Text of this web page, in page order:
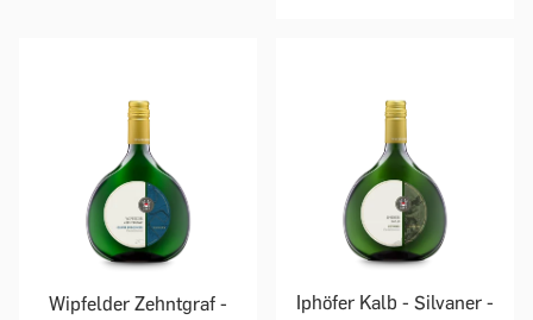
Wipfelder Zehntgraf -
Iphöfer Kalb - Silvaner -